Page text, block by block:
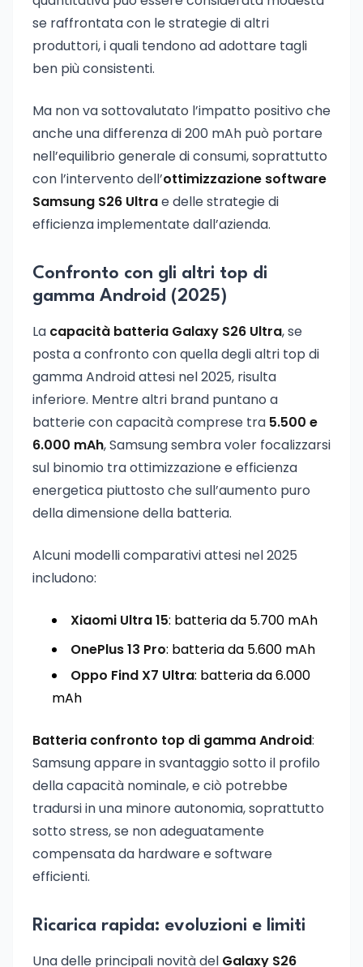
se raffrontata con le strategie di altri
produttori, i quali tendono ad adottare tagli
ben più consistenti.
Ma non va sottovalutato l’impatto positivo che
anche una differenza di 200 mAh può portare
nell’equilibrio generale di consumi, soprattutto
con l’intervento dell’ottimizzazione software
Samsung S26 Ultrae delle strategie di
efficienza implementate dall’azienda.
Confronto con gli altri top di
gamma Android (2025)
La capacità batteria Galaxy S26 Ultra, se
posta a confronto con quella degli altri top di
gamma Android attesi nel 2025, risulta
inferiore. Mentre altri brand puntano a
batterie con capacità comprese tra 5.500 e
6.000 mAh, Samsung sembra voler focalizzarsi
sul binomio tra ottimizzazione e efficienza
energetica piuttosto che sull’aumento puro
della dimensione della batteria.
Alcuni modelli comparativi attesi nel 2025
includono:
Xiaomi Ultra 15: batteria da 5.700 mAh
OnePlus 13 Pro: batteria da 5.600 mAh
Oppo Find X7 Ultra: batteria da 6.000
mAh
Batteria confronto top di gamma Android:
Samsung appare in svantaggio sotto il profilo
della capacità nominale, e ciò potrebbe
tradursi in una minore autonomia, soprattutto
sotto stress, se non adeguatamente
compensata da hardware e software
efficienti.
Ricarica rapida: evoluzioni e limiti
Una delle principali novità del Galaxy S26